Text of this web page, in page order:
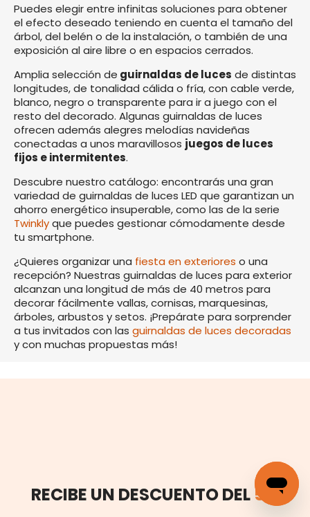
Puedes elegir entre infinitas soluciones para obtener
el efecto deseado teniendo en cuenta el tamaño del
árbol, del belén o de la instalación, o también de una
exposición al aire libre o en espacios cerrados.
Amplia selección de guirnaldas de luces de distintas
longitudes, de tonalidad cálida o fría, con cable verde,
blanco, negro o transparente para ir a juego con el
resto del decorado. Algunas guirnaldas de luces
ofrecen además alegres melodías navideñas
conectadas a unos maravillosos juegos de luces
fijos e intermitentes.
Descubre nuestro catálogo: encontrarás una gran
variedad de guirnaldas de luces LED que garantizan un
ahorro energético insuperable, como las de la serie
Twinklyque puedes gestionar cómodamente desde
tu smartphone.
¿Quieres organizar una fiesta en exteriores o una
recepción? Nuestras guirnaldas de luces para exterior
alcanzan una longitud de más de 40 metros para
decorar fácilmente vallas, cornisas, marquesinas,
árboles, arbustos y setos. ¡Prepárate para sorprender
a tus invitados con las guirnaldas de luces decoradas
y con muchas propuestas más!
RECIBE UN DESCUENTO DEL5%